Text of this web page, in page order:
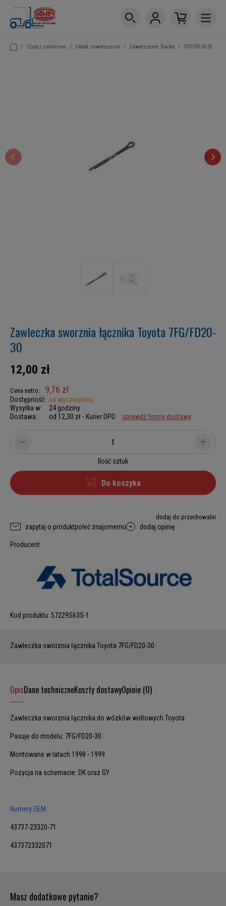
/ Części zamienne / Układ zawieszenia / Zawieszenie Toyota / 7FG/FD20-30
Zawleczka sworznia łącznika Toyota 7FG/FD20-
30
12,00 zł
Cena netto: 9,76 zł
Dostępność: na wyczerpaniu
Wysyłka w:
24 godziny
Dostawa:
od 12,30 zł - Kurier DPD sprawdź formy dostawy
Ilość sztuk
Do koszyka
dodaj do przechowalni
zapytaj o produktpoleć znajomemu dodaj opinię
Producent:
Kod produktu: 57229S63S-1
Zawleczka sworznia łącznika Toyota 7FG/FD20-30
OpisDane techniczneKoszty dostawyOpinie (0)
Zawleczka sworznia łącznika do wózków widłowych Toyota
Pasuje do modelu: 7FG/FD20-30
Montowane w latach 1998 - 1999
Pozycja na schemacie: DK oraz GY
Numery OEM:
43737-23320-71
437372332071
Masz dodatkowe pytanie?